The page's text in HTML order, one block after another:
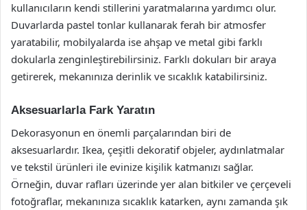
kullanıcıların kendi stillerini yaratmalarına yardımcı olur.
Duvarlarda pastel tonlar kullanarak ferah bir atmosfer
yaratabilir, mobilyalarda ise ahşap ve metal gibi farklı
dokularla zenginleştirebilirsiniz. Farklı dokuları bir araya
getirerek, mekanınıza derinlik ve sıcaklık katabilirsiniz.
Aksesuarlarla Fark Yaratın
Dekorasyonun en önemli parçalarından biri de
aksesuarlardır. Ikea, çeşitli dekoratif objeler, aydınlatmalar
ve tekstil ürünleri ile evinize kişilik katmanızı sağlar.
Örneğin, duvar rafları üzerinde yer alan bitkiler ve çerçeveli
fotoğraflar, mekanınıza sıcaklık katarken, aynı zamanda şık